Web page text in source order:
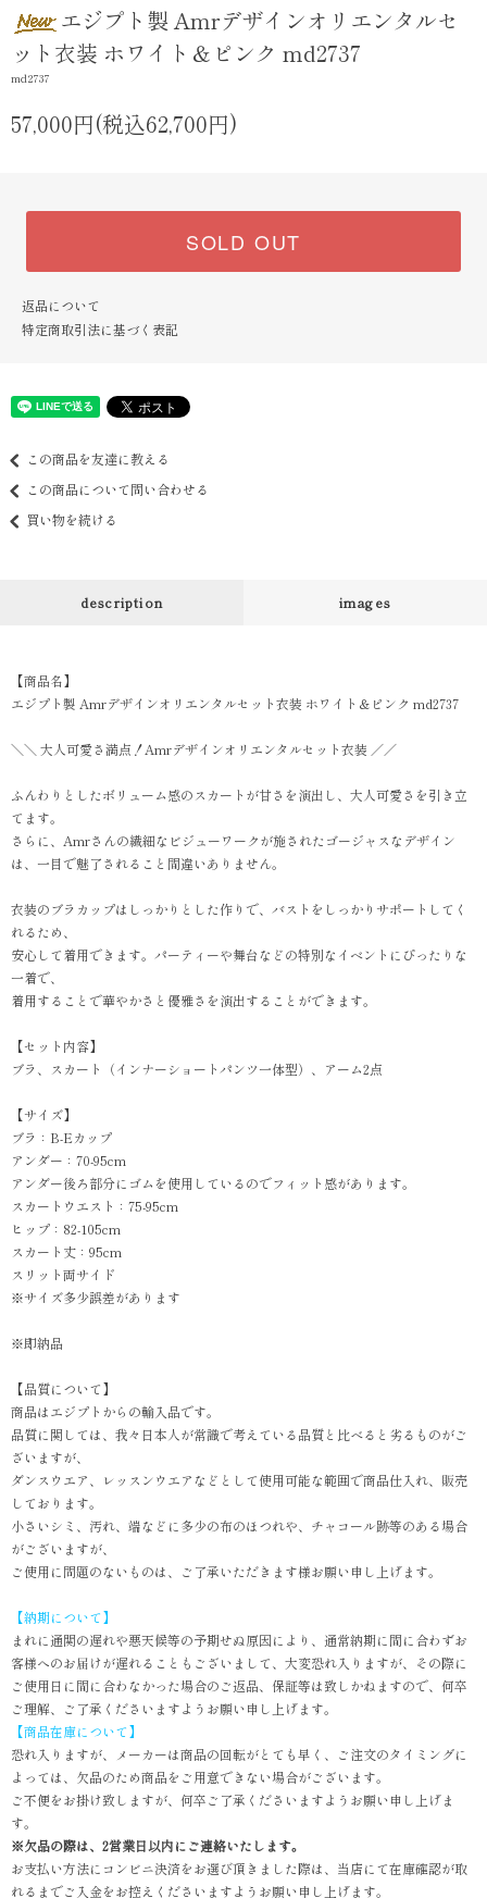
エジプト製 Amrデザインオリエンタルセ
ット衣装 ホワイト＆ピンク md2737
md2737
57,000円(税込62,700円)
SOLD OUT
返品について
特定商取引法に基づく表記
この商品を友達に教える
この商品について問い合わせる
買い物を続ける
description images
【商品名】
エジプト製 Amrデザインオリエンタルセット衣装 ホワイト＆ピンク md2737
＼＼ 大人可愛さ満点！Amrデザインオリエンタルセット衣装 ／／
ふんわりとしたボリューム感のスカートが甘さを演出し、大人可愛さを引き立
てます。
さらに、Amrさんの繊細なビジューワークが施されたゴージャスなデザイン
は、一目で魅了されること間違いありません。
衣装のブラカップはしっかりとした作りで、バストをしっかりサポートしてく
れるため、
安心して着用できます。パーティーや舞台などの特別なイベントにぴったりな
一着で、
着用することで華やかさと優雅さを演出することができます。
【セット内容】
ブラ、スカート（インナーショートパンツ一体型）、アーム2点
【サイズ】
ブラ：B-Eカップ
アンダー：70-95cm
アンダー後ろ部分にゴムを使用しているのでフィット感があります。
スカートウエスト：75-95cm
ヒップ：82-105cm
スカート丈：95cm
スリット両サイド
※サイズ多少誤差があります
※即納品
【品質について】
商品はエジプトからの輸入品です。
品質に関しては、我々日本人が常識で考えている品質と比べると劣るものがご
ざいますが、
ダンスウエア、レッスンウエアなどとして使用可能な範囲で商品仕入れ、販売
しております。
小さいシミ、汚れ、端などに多少の布のほつれや、チャコール跡等のある場合
がございますが、
ご使用に問題のないものは、ご了承いただきます様お願い申し上げます。
【納期について】
まれに通関の遅れや悪天候等の予期せぬ原因により、通常納期に間に合わずお
客様へのお届けが遅れることもございまして、大変恐れ入りますが、その際に
ご使用日に間に合わなかった場合のご返品、保証等は致しかねますので、何卒
ご理解、ご了承くださいますようお願い申し上げます。
【商品在庫について】
恐れ入りますが、メーカーは商品の回転がとても早く、ご注文のタイミングに
よっては、欠品のため商品をご用意できない場合がございます。
ご不便をお掛け致しますが、何卒ご了承くださいますようお願い申し上げま
す。
※欠品の際は、2営業日以内にご連絡いたします。
お支払い方法にコンビニ決済をお選び頂きました際は、当店にて在庫確認が取
れるまでご入金をお控えくださいますようお願い申し上げます。